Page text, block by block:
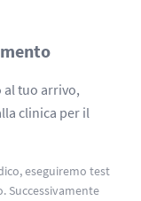
al tuo arrivo,
clinica per il
eseguiremo test
Successivamente